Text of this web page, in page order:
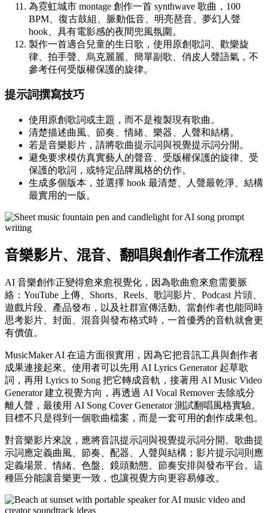
為霓虹城市 montage 創作一首 synthwave 歌曲，100
BPM、復古鼓組、脈動低音、明亮琶音、夢幻人聲
hook、具有電影感的夜間兜風氛圍。
製作一首適合兒童的生日歌，使用原創歌詞、歡樂旋
律、拍手聲、烏克麗麗、簡單副歌、俏皮人聲語氣，不
參考任何受版權保護的旋律。
提示詞撰寫技巧
使用原創歌詞或主題，而不是複製現有歌曲。
清楚描述曲風、節奏、情緒、樂器、人聲和結構。
若是音樂影片，請將歌曲提示詞與視覺提示詞分開。
避免要求模仿真實藝人的聲音、受版權保護的旋律、受
保護的歌詞，或特定品牌風格的仿作。
生成多個版本，並選擇 hook 最清楚、人聲最乾淨、結構
最實用的一版。
音樂影片、混音、翻唱與創作者工作流程
AI 音樂創作正變得愈來愈視覺化，因為歌曲愈來愈需要脈
絡：YouTube 上傳、Shorts、Reels、歌詞影片、Podcast 片頭、
遊戲片段、產品發布，以及社群宣傳活動。當創作者也能同時
思考影片、封面、混音與發布格式時，一首優秀的音軌就會更
有價值。
MusicMaker AI 在這方面很實用，因為它把音訊工具與創作者
成果連接起來。使用者可以先用 AI Lyrics Generator 起草歌
詞，再用 Lyrics to Song 把它轉成音軌，接著用 AI Music Video
Generator 建立視覺方向，再透過 AI Vocal Remover 去除或分
離人聲，最後用 AI Song Cover Generator 測試翻唱風格實驗。
目標不只是得到一個歌曲檔案，而是一套可用的創作成果包。
對音樂影片來說，應將音訊提示詞與視覺提示詞分開。歌曲提
示詞應定義曲風、節奏、配器、人聲與結構；影片提示詞則應
定義場景、情緒、色盤、鏡頭動態、節奏安排與發布平台。這
種區分能讓音樂更一致，也讓視覺方向更容易修改。